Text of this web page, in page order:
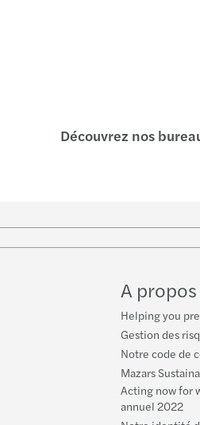
Découvrez nos
on
on
Facebook
on
A propos
Helping you
Gestion des
Notre code de
Mazars
Acting now for
annuel 2022